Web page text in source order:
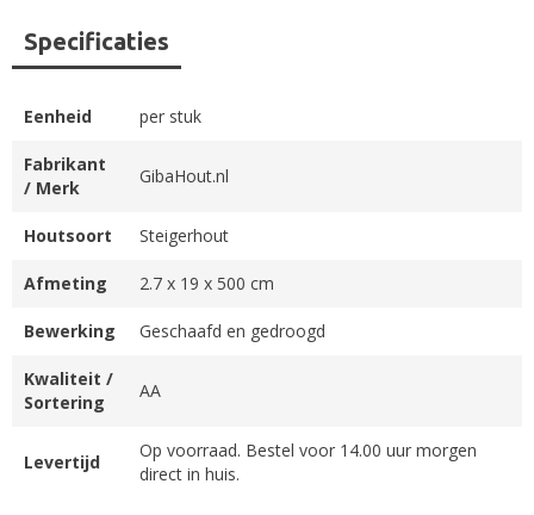
Specificaties
Eenheid per stuk
Fabrikant
/ Merk
GibaHout.nl
Houtsoort Steigerhout
Afmeting 2.7 x 19 x 500 cm
Bewerking Geschaafd en gedroogd
Kwaliteit /
Sortering
AA
Levertijd
Op voorraad. Bestel voor 14.00 uur morgen
direct in huis.